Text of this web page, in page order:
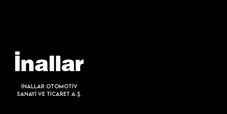
İNALLAR OTOMOTİV
SANAYİ VE TİCARET A.Ş.